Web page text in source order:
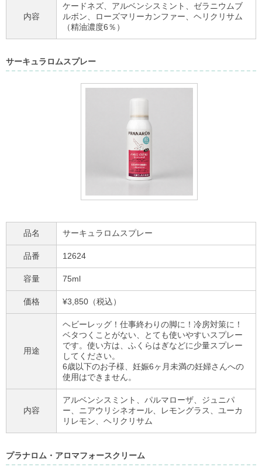
内容
ケードネズ、アルベンシスミント、ゼラニウムブ
ルボン、ローズマリーカンファー、ヘリクリサム
（精油濃度6％）
サーキュラロムスプレー
品名 サーキュラロムスプレー
品番 12624
容量 75ml
価格 ¥3,850（税込）
用途
ヘビーレッグ！仕事終わりの脚に！冷房対策に！
ベタつくことがない、とても使いやすいスプレー
です。使い方は、ふくらはぎなどに少量スプレー
してください。
6歳以下のお子様、妊娠6ヶ月未満の妊婦さんへの
使用はできません。
内容
アルベンシスミント、パルマローザ、ジュニパ
ー、ニアウリシネオール、レモングラス、ユーカ
リレモン、ヘリクリサム
プラナロム・アロマフォースクリーム